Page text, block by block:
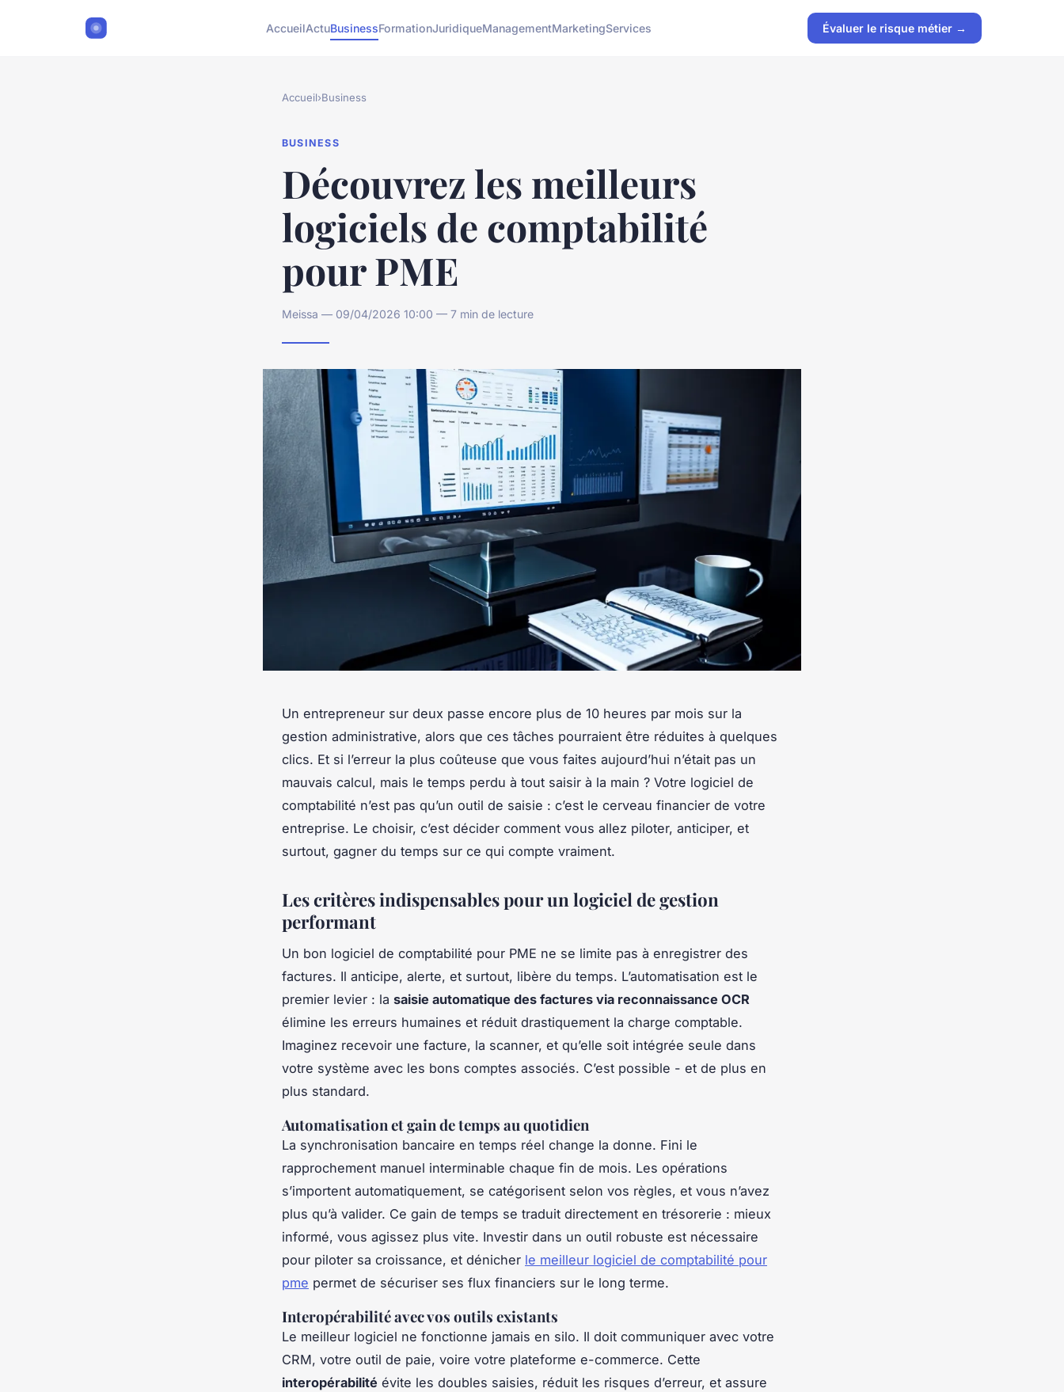
AccueilActuBusinessFormationJuridiqueManagementMarketingServices Évaluer le risque métier →
Accueil›Business
BUSINESS
Découvrez les meilleurs
logiciels de comptabilité
pour PME
Meissa — 09/04/2026 10:00 — 7 min de lecture
Un entrepreneur sur deux passe encore plus de 10 heures par mois sur la
gestion administrative, alors que ces tâches pourraient être réduites à quelques
clics. Et si l’erreur la plus coûteuse que vous faites aujourd’hui n’était pas un
mauvais calcul, mais le temps perdu à tout saisir à la main ? Votre logiciel de
comptabilité n’est pas qu’un outil de saisie : c’est le cerveau financier de votre
entreprise. Le choisir, c’est décider comment vous allez piloter, anticiper, et
surtout, gagner du temps sur ce qui compte vraiment.
Les critères indispensables pour un logiciel de gestion
performant
Un bon logiciel de comptabilité pour PME ne se limite pas à enregistrer des
factures. Il anticipe, alerte, et surtout, libère du temps. L’automatisation est le
premier levier : la saisie automatique des factures via reconnaissance OCR
élimine les erreurs humaines et réduit drastiquement la charge comptable.
Imaginez recevoir une facture, la scanner, et qu’elle soit intégrée seule dans
votre système avec les bons comptes associés. C’est possible - et de plus en
plus standard.
Automatisation et gain de temps au quotidien
La synchronisation bancaire en temps réel change la donne. Fini le
rapprochement manuel interminable chaque fin de mois. Les opérations
s’importent automatiquement, se catégorisent selon vos règles, et vous n’avez
plus qu’à valider. Ce gain de temps se traduit directement en trésorerie : mieux
informé, vous agissez plus vite. Investir dans un outil robuste est nécessaire
pour piloter sa croissance, et dénicher le meilleur logiciel de comptabilité pour
pme permet de sécuriser ses flux financiers sur le long terme.
Interopérabilité avec vos outils existants
Le meilleur logiciel ne fonctionne jamais en silo. Il doit communiquer avec votre
CRM, votre outil de paie, voire votre plateforme e-commerce. Cette
interopérabilité évite les doubles saisies, réduit les risques d’erreur, et assure